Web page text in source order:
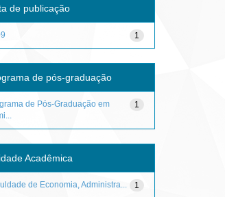
de publicação
1
de pós-graduação
1
de Pós-Graduação em
Acadêmica
1
de Economia, Administra...